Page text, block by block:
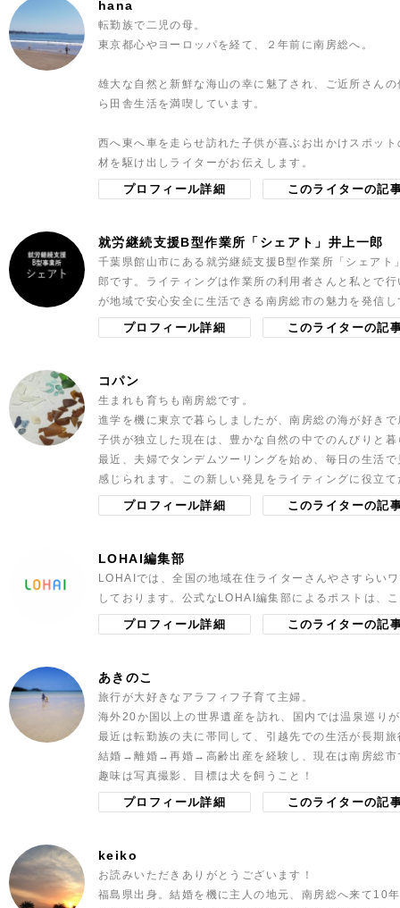
hana
転勤族で二児の母。
東京都心やヨーロッパを経て、２年前に南房総へ。
雄大な自然と新鮮な海山の幸に魅了され、ご近所さん
ら田舎生活を満喫しています。
西へ東へ車を走らせ訪れた子供が喜ぶお出かけスポッ
材を駆け出しライターがお伝えします。
プロフィール詳細 このライターの記
就労継続支援B型作業所「シェアト」井上一郎
千葉県館山市にある就労継続支援B型作業所「シェア
郎です。ライティングは作業所の利用者さんと私とで
が地域で安心安全に生活できる南房総市の魅力を発信
プロフィール詳細 このライターの記
コパン
生まれも育ちも南房総です。
進学を機に東京で暮らしましたが、南房総の海が好き
子供が独立した現在は、豊かな自然の中でのんびりと
最近、夫婦でタンデムツーリングを始め、毎日の生活
感じられます。この新しい発見をライティングに役立
プロフィール詳細 このライターの記
LOHAI編集部
LOHAIでは、全国の地域在住ライターさんやさすらい
しております。公式なLOHAI編集部によるポストは、
プロフィール詳細 このライターの記
あきのこ
旅行が大好きなアラフィフ子育て主婦。
海外20か国以上の世界遺産を訪れ、国内では温泉巡り
最近は転勤族の夫に帯同して、引越先での生活が長期
結婚→離婚→再婚→高齢出産を経験し、現在は南房総市
趣味は写真撮影、目標は犬を飼うこと！
プロフィール詳細 このライターの記
keiko
お読みいただきありがとうございます！
福島県出身。結婚を機に主人の地元、南房総へ来て10